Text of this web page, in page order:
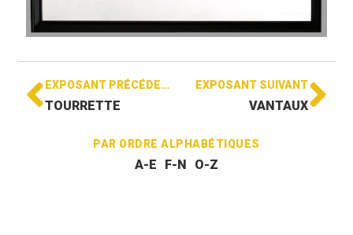
EXPOSANT PRÉCÉDENT
TOURRETTE
EXPOSANT SUIVANT
VANTAUX
PAR ORDRE ALPHABÉTIQUES
A-E F-N O-Z